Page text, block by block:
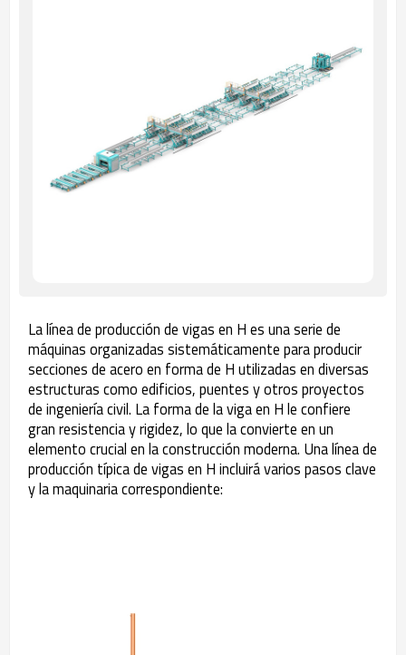
La línea de producción de vigas en H es una serie de
máquinas organizadas sistemáticamente para producir
secciones de acero en forma de H utilizadas en diversas
estructuras como edificios, puentes y otros proyectos
de ingeniería civil. La forma de la viga en H le confiere
gran resistencia y rigidez, lo que la convierte en un
elemento crucial en la construcción moderna. Una línea de
producción típica de vigas en H incluirá varios pasos clave
y la maquinaria correspondiente: